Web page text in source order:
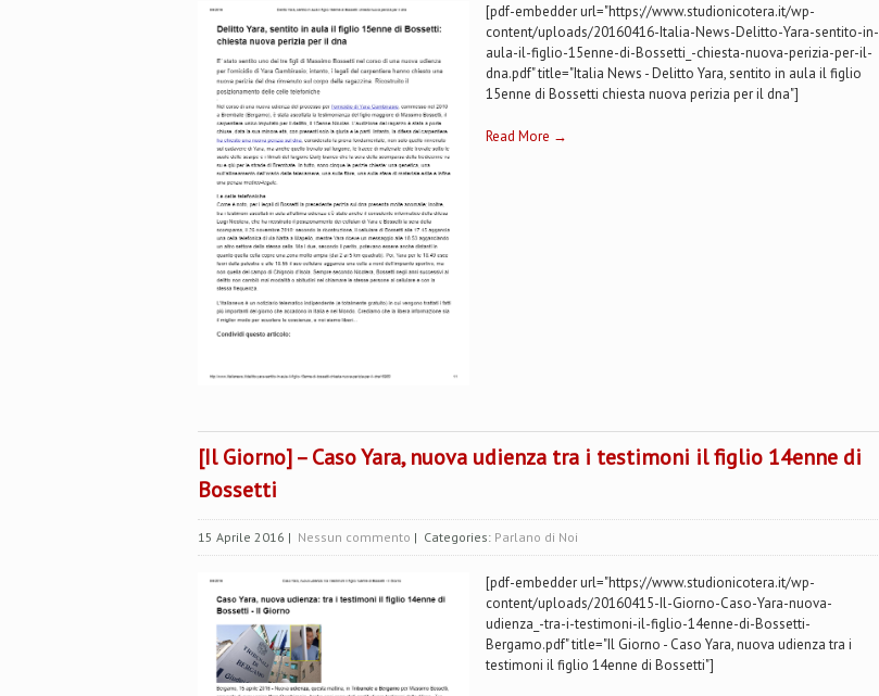
[pdf-embedder url="https://www.studionicotera.it/wp-
content/uploads/20160416-Italia-News-Delitto-Yara-sentito-in-
aula-il-figlio-15enne-di-Bossetti_-chiesta-nuova-perizia-per-il-
dna.pdf" title="Italia News - Delitto Yara, sentito in aula il figlio
15enne di Bossetti chiesta nuova perizia per il dna"]
Read More →
[Il Giorno] – Caso Yara, nuova udienza tra i testimoni il figlio 14enne di
Bossetti
15 Aprile 2016 | Nessun commento | Categories: Parlano di Noi
[pdf-embedder url="https://www.studionicotera.it/wp-
content/uploads/20160415-Il-Giorno-Caso-Yara-nuova-
udienza_-tra-i-testimoni-il-figlio-14enne-di-Bossetti-
Bergamo.pdf" title="Il Giorno - Caso Yara, nuova udienza tra i
testimoni il figlio 14enne di Bossetti"]